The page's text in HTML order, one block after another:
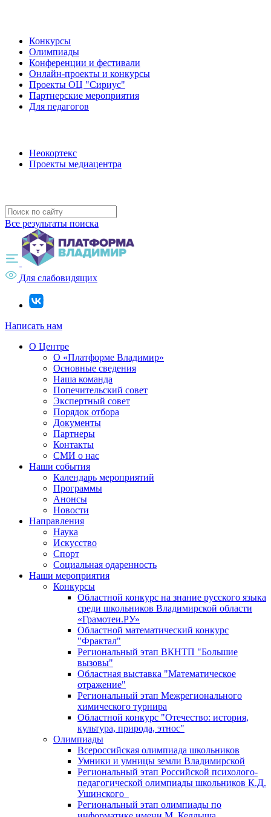
Конкурсы
Олимпиады
Конференции и фестивали
Онлайн-проекты и конкурсы
Проекты ОЦ "Сириус"
Партнерские мероприятия
Для педагогов
Неокортекс
Проекты медиацентра
Все результаты поиска
Для слабовидящих
Написать нам
О Центре
О «Платформе Владимир»
Основные сведения
Наша команда
Попечительский совет
Экспертный совет
Порядок отбора
Документы
Партнеры
Контакты
СМИ о нас
Наши события
Календарь мероприятий
Программы
Анонсы
Новости
Направления
Наука
Искусство
Спорт
Социальная одаренность
Наши мероприятия
Конкурсы
Областной конкурс на знание русского языка
среди школьников Владимирской области
«Грамотеи.РУ»
Областной математический конкурс
"Фрактал"
Региональный этап ВКНТП "Большие
вызовы"
Областная выставка "Математическое
отражение"
Региональный этап Межрегионального
химического турнира
Областной конкурс "Отечество: история,
культура, природа, этнос"
Олимпиады
Всероссийская олимпиада школьников
Умники и умницы земли Владимирской
Региональный этап Российской психолого-
педагогической олимпиады школьников К.Д.
Ушинского
Региональный этап олимпиады по